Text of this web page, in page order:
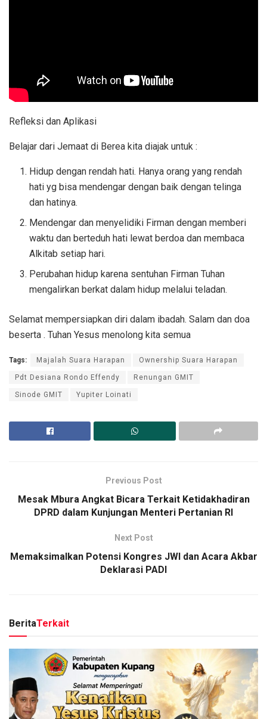
Refleksi dan Aplikasi
Belajar dari Jemaat di Berea kita diajak untuk :
Hidup dengan rendah hati. Hanya orang yang rendah
hati yg bisa mendengar dengan baik dengan telinga
dan hatinya.
Mendengar dan menyelidiki Firman dengan memberi
waktu dan berteduh hati lewat berdoa dan membaca
Alkitab setiap hari.
Perubahan hidup karena sentuhan Firman Tuhan
mengalirkan berkat dalam hidup melalui teladan.
Selamat mempersiapkan diri dalam ibadah. Salam dan doa
beserta . Tuhan Yesus menolong kita semua
Tags: Majalah Suara Harapan Ownership Suara Harapan
Pdt Desiana Rondo Effendy Renungan GMIT
Sinode GMIT Yupiter Loinati
Previous Post
Mesak Mbura Angkat Bicara Terkait Ketidakhadiran
DPRD dalam Kunjungan Menteri Pertanian RI
Next Post
Memaksimalkan Potensi Kongres JWI dan Acara Akbar
Deklarasi PADI
BeritaTerkait